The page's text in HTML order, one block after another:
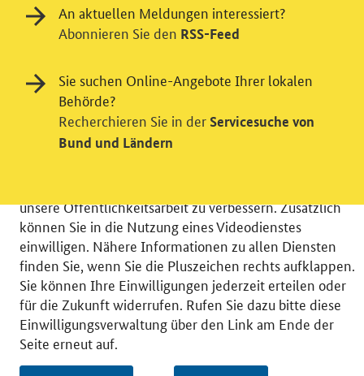
© 2026 Bundesministerium für Wirtschaft und Energie
RSS
Benutzerhinweise
Inhaltsverzeichnis
Impressum
Barrierefreiheit
Datenschutz
Einwilligungsverwaltung
Einwilligung in Tracking und / oder
Videodienst
Wir bitten Sie an dieser Stelle um Ihre Einwilligung für
verschiedene Zusatzdienste unserer Webseite: Wir
unsere Öffentlichkeitsarbeit zu verbessern. Zusätzlich
können Sie in die Nutzung eines Videodienstes
einwilligen. Nähere Informationen zu allen Diensten
finden Sie, wenn Sie die Pluszeichen rechts aufklappen.
Sie können Ihre Einwilligungen jederzeit erteilen oder
für die Zukunft widerrufen. Rufen Sie dazu bitte diese
Einwilligungsverwaltung über den Link am Ende der
Seite erneut auf.
An aktuellen Meldungen interessiert?
Abonnieren Sie den RSS-Feed
Sie suchen Online-Angebote Ihrer lokalen
Behörde?
Recherchieren Sie in der Servicesuche von
Bund und Ländern